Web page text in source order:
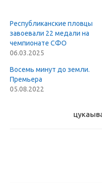
Республиканские пловцы
завоевали 22 медали на
чемпионате СФО
06.03.2025
Восемь минут до земли.
Премьера
05.08.2022